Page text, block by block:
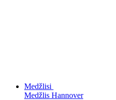
Medžlisi
Medžlis Hannover